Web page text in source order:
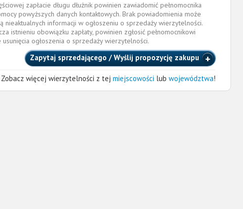
zapłacie długu dłużnik powinien zawiadomić pełnomocnika
powyższych danych kontaktowych. Brak powiadomienia może
nieaktualnych informacji w ogłoszeniu o sprzedaży wierzytelności.
istnieniu obowiązku zapłaty, powinien zgłosić pełnomocnikowi
ogłoszenia o sprzedaży wierzytelności.
Zapytaj sprzedającego / Wyślij propozycję zakupu
Zobacz więcej wierzytelności z tej miejscowości lub województwa!